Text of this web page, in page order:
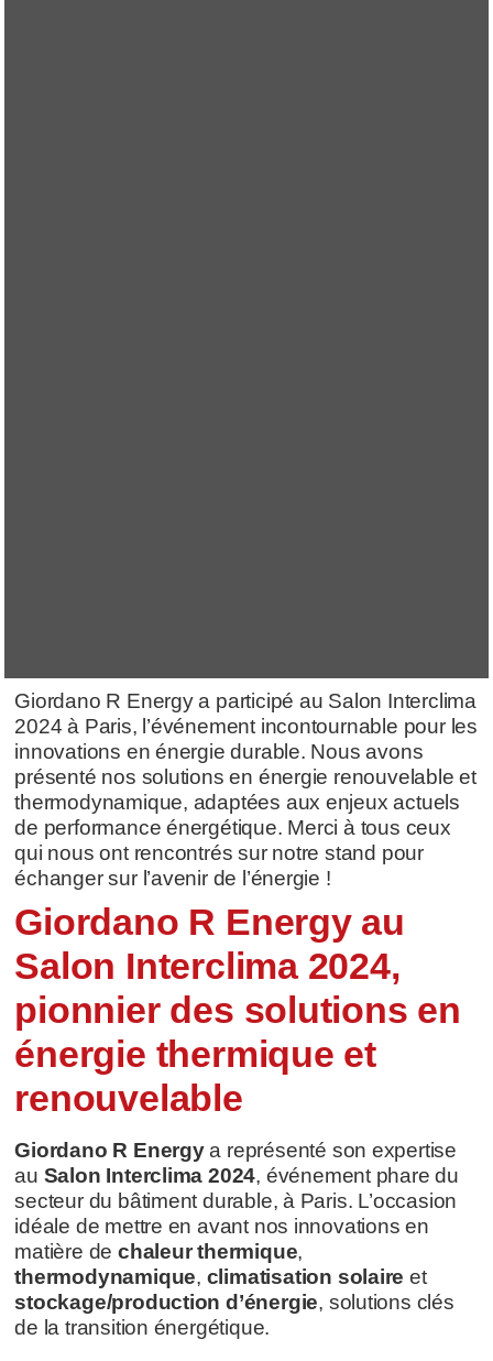
Giordano R Energy a participé au Salon Interclima
2024 à Paris, l’événement incontournable pour les
innovations en énergie durable. Nous avons
présenté nos solutions en énergie renouvelable et
thermodynamique, adaptées aux enjeux actuels
de performance énergétique. Merci à tous ceux
qui nous ont rencontrés sur notre stand pour
échanger sur l’avenir de l’énergie !
Giordano R Energy au
Salon Interclima 2024,
pionnier des solutions en
énergie thermique et
renouvelable
Giordano R Energya représenté son expertise
au Salon Interclima 2024, événement phare du
secteur du bâtiment durable, à Paris. L’occasion
idéale de mettre en avant nos innovations en
matière de chaleur thermique,
thermodynamique, climatisation solaire et
stockage/production d’énergie, solutions clés
de la transition énergétique.